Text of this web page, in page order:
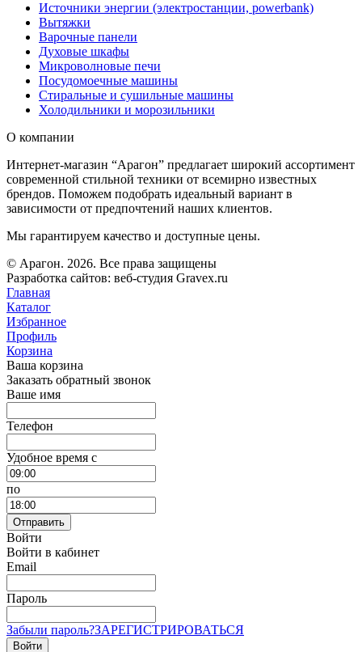
Источники энергии (электростанции, powerbank)
Вытяжки
Варочные панели
Духовые шкафы
Микроволновые печи
Посудомоечные машины
Стиральные и сушильные машины
Холодильники и морозильники
О компании
Интернет-магазин “Арагон” предлагает широкий ассортимент
современной стильной техники от всемирно известных
брендов. Поможем подобрать идеальный вариант в
зависимости от предпочтений наших клиентов.
Мы гарантируем качество и доступные цены.
© Арагон. 2026. Все права защищены
Разработка сайтов: веб-студия Gravex.ru
Главная
Каталог
Избранное
Профиль
Корзина
Ваша корзина
Заказать обратный звонок
Ваше имя
Телефон
Удобное время c
по
Отправить
Войти
Войти в кабинет
Email
Пароль
Забыли пароль?ЗАРЕГИСТРИРОВАТЬСЯ
Войти